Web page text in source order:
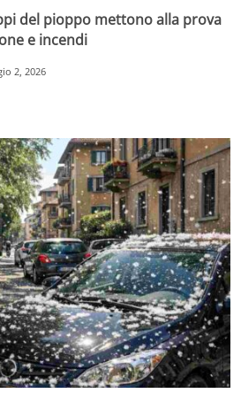
del pioppo mettono alla prova
e incendi
2, 2026